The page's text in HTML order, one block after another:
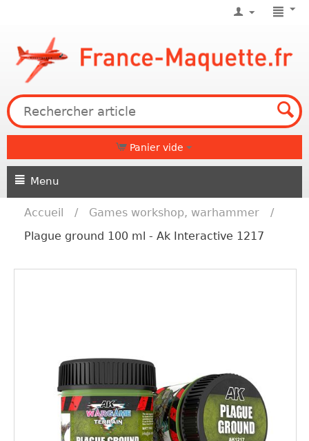
Panier vide
Menu
Accueil / Games workshop, warhammer
/
Plague ground 100 ml - Ak Interactive 1217